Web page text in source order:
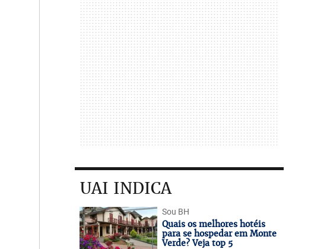
UAI INDICA
Sou BH
Quais os melhores hotéis
para se hospedar em Monte
Verde? Veja top 5